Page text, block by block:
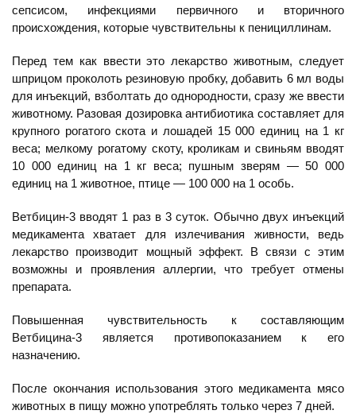
сепсисом, инфекциями первичного и вторичного
происхождения, которые чувствительны к пенициллинам.
Перед тем как ввести это лекарство животным, следует
шприцом проколоть резиновую пробку, добавить 6 мл воды
для инъекций, взболтать до однородности, сразу же ввести
животному. Разовая дозировка антибиотика составляет для
крупного рогатого скота и лошадей 15 000 единиц на 1 кг
веса; мелкому рогатому скоту, кроликам и свиньям вводят
10 000 единиц на 1 кг веса; пушным зверям — 50 000
единиц на 1 животное, птице — 100 000 на 1 особь.
Ветбицин-3 вводят 1 раз в 3 суток. Обычно двух инъекций
медикамента хватает для излечивания живности, ведь
лекарство производит мощный эффект. В связи с этим
возможны и проявления аллергии, что требует отмены
препарата.
Повышенная чувствительность к составляющим
Ветбицина-3 является противопоказанием к его
назначению.
После окончания использования этого медикамента мясо
животных в пищу можно употреблять только через 7 дней.